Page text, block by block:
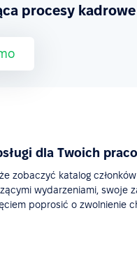
procesy kadrowe
dla Twoich
zobaczyć katalog członków
wydarzeniami, swoje
poprosić o zwolnienie